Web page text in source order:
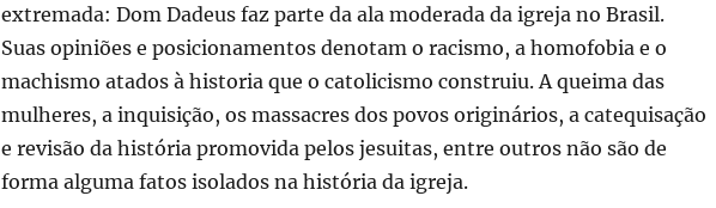
extremada: Dom Dadeus faz parte da ala moderada da igreja no Brasil.
Suas opiniões e posicionamentos denotam o racismo, a homofobia e o
machismo atados à historia que o catolicismo construiu. A queima das
mulheres, a inquisição, os massacres dos povos originários, a catequisação
e revisão da história promovida pelos jesuitas, entre outros não são de
forma alguma fatos isolados na história da igreja.